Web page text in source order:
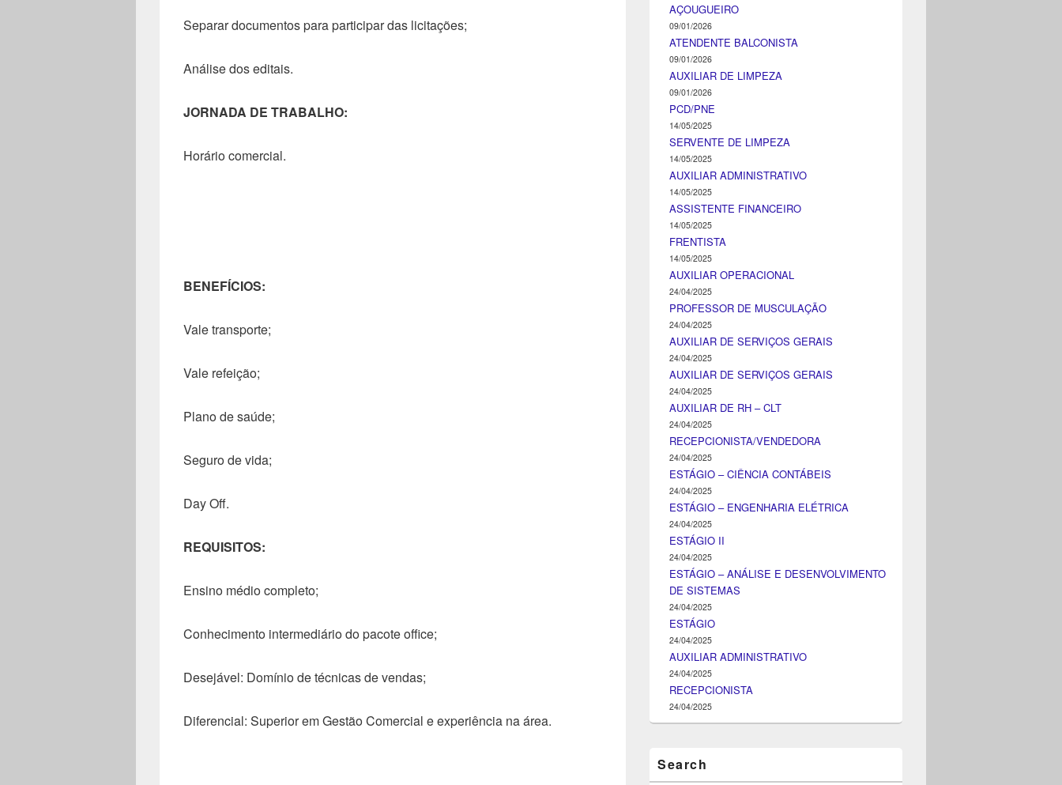
Separar documentos para participar das licitações;
Análise dos editais.
JORNADA DE TRABALHO:
Horário comercial.
BENEFÍCIOS:
Vale transporte;
Vale refeição;
Plano de saúde;
Seguro de vida;
Day Off.
REQUISITOS:
Ensino médio completo;
Conhecimento intermediário do pacote office;
Desejável: Domínio de técnicas de vendas;
Diferencial: Superior em Gestão Comercial e experiência na área.
AÇOUGUEIRO
09/01/2026
ATENDENTE BALCONISTA
09/01/2026
AUXILIAR DE LIMPEZA
09/01/2026
PCD/PNE
14/05/2025
SERVENTE DE LIMPEZA
14/05/2025
AUXILIAR ADMINISTRATIVO
14/05/2025
ASSISTENTE FINANCEIRO
14/05/2025
FRENTISTA
14/05/2025
AUXILIAR OPERACIONAL
24/04/2025
PROFESSOR DE MUSCULAÇÃO
24/04/2025
AUXILIAR DE SERVIÇOS GERAIS
24/04/2025
AUXILIAR DE SERVIÇOS GERAIS
24/04/2025
AUXILIAR DE RH – CLT
24/04/2025
RECEPCIONISTA/VENDEDORA
24/04/2025
ESTÁGIO – CIÊNCIA CONTÁBEIS
24/04/2025
ESTÁGIO – ENGENHARIA ELÉTRICA
24/04/2025
ESTÁGIO II
24/04/2025
ESTÁGIO – ANÁLISE E DESENVOLVIMENTO
DE SISTEMAS
24/04/2025
ESTÁGIO
24/04/2025
AUXILIAR ADMINISTRATIVO
24/04/2025
RECEPCIONISTA
24/04/2025
Search